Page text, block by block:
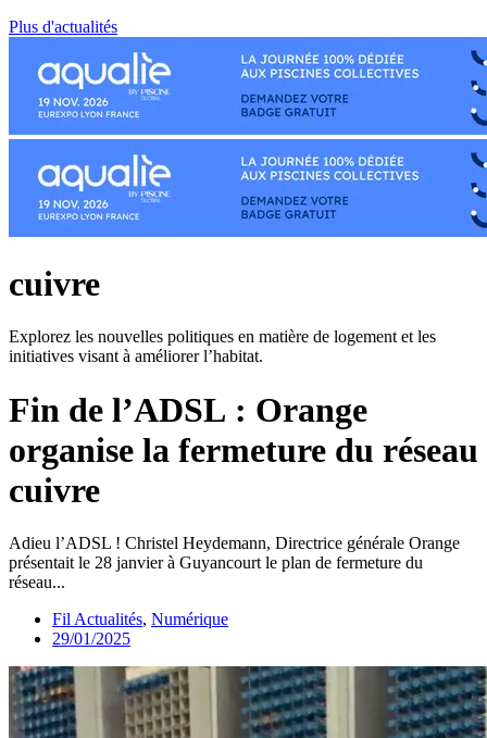
Plus d'actualités
cuivre
Explorez les nouvelles politiques en matière de logement et les
initiatives visant à améliorer l’habitat.
Fin de l’ADSL : Orange
organise la fermeture du réseau
cuivre
Adieu l’ADSL ! Christel Heydemann, Directrice générale Orange
présentait le 28 janvier à Guyancourt le plan de fermeture du
réseau...
Fil Actualités, Numérique
29/01/2025